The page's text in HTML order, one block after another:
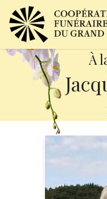
À